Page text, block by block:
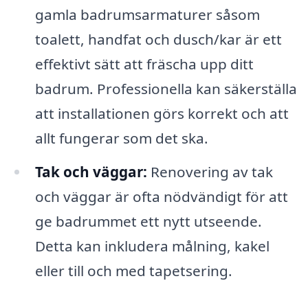
gamla badrumsarmaturer såsom
toalett, handfat och dusch/kar är ett
effektivt sätt att fräscha upp ditt
badrum. Professionella kan säkerställa
att installationen görs korrekt och att
allt fungerar som det ska.
Tak och väggar: Renovering av tak
och väggar är ofta nödvändigt för att
ge badrummet ett nytt utseende.
Detta kan inkludera målning, kakel
eller till och med tapetsering.